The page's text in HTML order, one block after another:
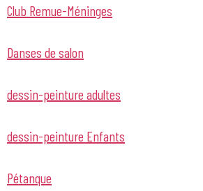
Club Remue-Méninges
Danses de salon
dessin-peinture adultes
dessin-peinture Enfants
Pétanque